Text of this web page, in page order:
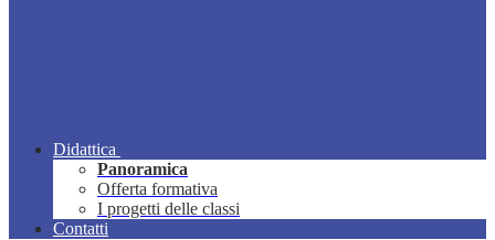
Didattica
Panoramica
Offerta formativa
I progetti delle classi
Contatti